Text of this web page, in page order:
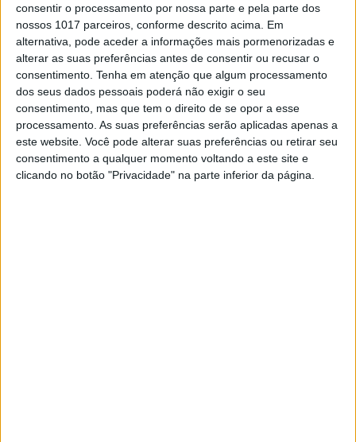
consentir o processamento por nossa parte e pela parte dos
nossos 1017 parceiros, conforme descrito acima. Em
alternativa, pode aceder a informações mais pormenorizadas e
alterar as suas preferências antes de consentir ou recusar o
consentimento. Tenha em atenção que algum processamento
dos seus dados pessoais poderá não exigir o seu
consentimento, mas que tem o direito de se opor a esse
processamento. As suas preferências serão aplicadas apenas a
este website. Você pode alterar suas preferências ou retirar seu
consentimento a qualquer momento voltando a este site e
clicando no botão "Privacidade" na parte inferior da página.
OPINIÃO
Coisas estranhas deste mundo (já)
invertido
Quando já habitamos num mundo
invertido, Stranger Things recorda-nos que
ainda existem portais de retorno. Eles abrem-se
sempre que escolhemos comunicar em vez de
silenciar, agir em vez de adiar, cuidar em vez de
ignorar